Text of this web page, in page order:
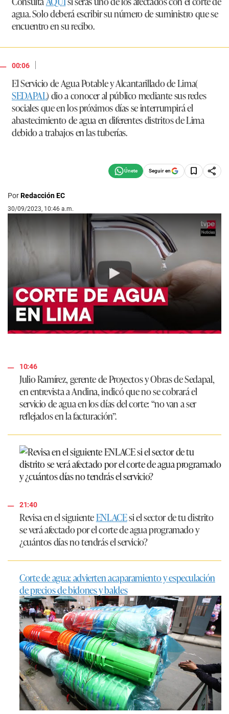
agua. Solo deberá escribir su número de suministro que se
encuentro en su recibo.
00:06
|
El Servicio de Agua Potable y Alcantarillado de Lima(
SEDAPAL) dio a conocer al público mediante sus redes
sociales que en los próximos días se interrumpirá el
abastecimiento de agua en diferentes distritos de Lima
debido a trabajos en las tuberías.
Seguir en
PorRedacción EC
30/09/2023, 10:46 a.m.
Play
10:46
Julio Ramírez, gerente de Proyectos y Obras de Sedapal,
en entrevista a Andina, indicó que no se cobrará el
servicio de agua en los días del corte: “no van a ser
reflejados en la facturación”.
21:40
Revisa en el siguienteENLACEsi el sector de tu distrito
se verá afectado por el corte de agua programado y
¿cuántos días no tendrás el servicio?
Corte de agua: advierten acaparamiento y especulación
de precios de bidones y baldes